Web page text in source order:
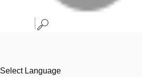
Select Language